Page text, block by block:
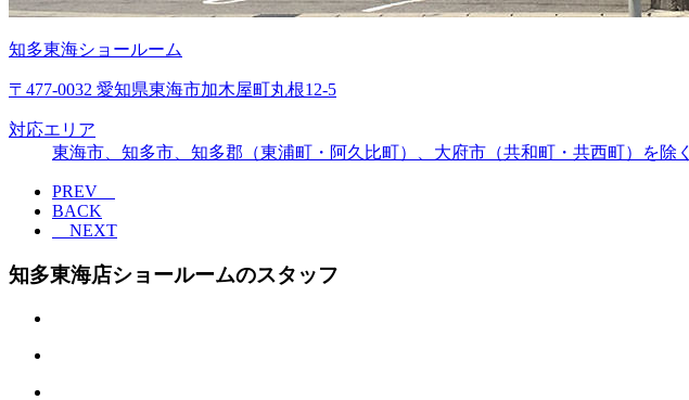
知多東海ショールーム
〒477-0032 愛知県東海市加木屋町丸根12-5
対応エリア
東海市、知多市、知多郡（東浦町・阿久比町）、大府市（共和町・共西町）を除く
PREV
BACK
NEXT
知多東海店ショールームのスタッフ